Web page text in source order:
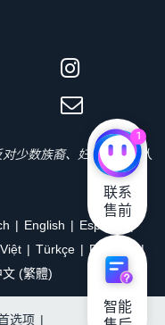
对少数族裔、妇女、残疾人
English
Español
Türkçe
Ρусский
文 (繁體)
选项 |
1
联系
售前
智能